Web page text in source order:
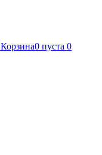
Корзина0 пуста 0